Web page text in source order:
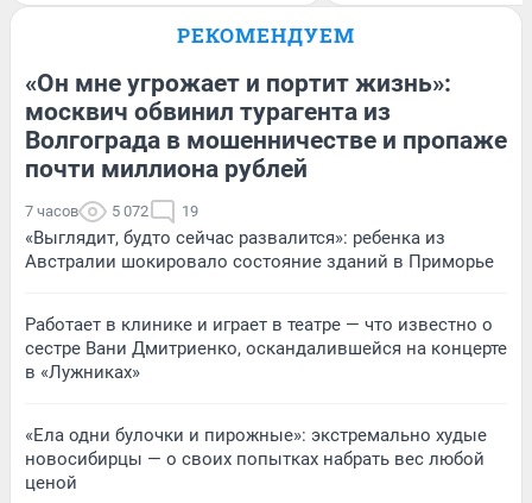
РЕКОМЕНДУЕМ
«Он мне угрожает и портит жизнь»:
москвич обвинил турагента из
Волгограда в мошенничестве и пропаже
почти миллиона рублей
7 часов 5 072 19
«Выглядит, будто сейчас развалится»: ребенка из
Австралии шокировало состояние зданий в Приморье
Работает в клинике и играет в театре — что известно о
сестре Вани Дмитриенко, оскандалившейся на концерте
в «Лужниках»
«Ела одни булочки и пирожные»: экстремально худые
новосибирцы — о своих попытках набрать вес любой
ценой